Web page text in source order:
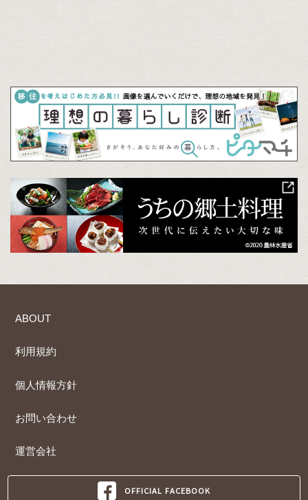
ABOUT
利用規約
個人情報方針
お問い合わせ
運営会社
OFFICIAL FACEBOOK